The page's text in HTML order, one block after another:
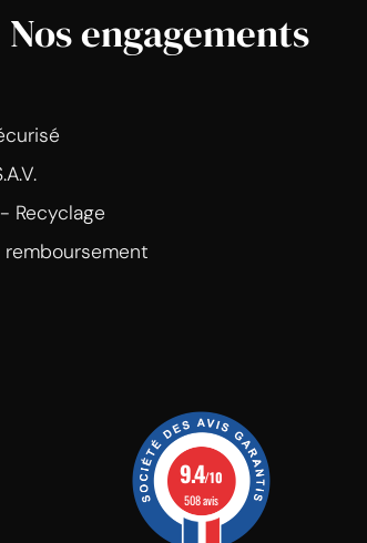
Nos engagements
Recyclage
remboursement
9.4/10
508 avis